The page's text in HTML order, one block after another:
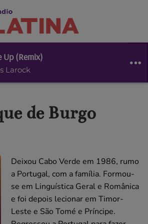
Up (Remix)
Larock
de Burgo
Deixou Cabo Verde em 1986, rumo
a Portugal, com a família. Formou-
se em Linguística Geral e Românica
e foi depois lecionar em Timor-
Leste e São Tomé e Príncipe.